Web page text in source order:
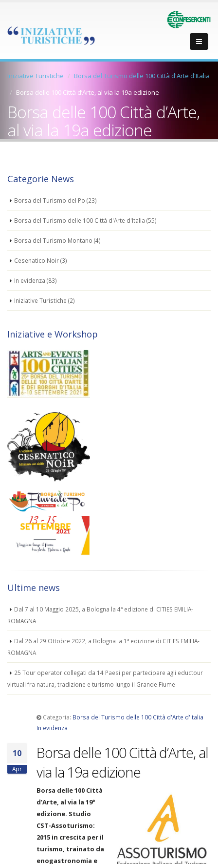
Iniziative Turistiche
Borsa del Turismo delle 100 Città d'Arte d'Italia
Borsa delle 100 Città d’Arte, al via la 19a edizione
Borsa delle 100 Città d’Arte,
al via la 19a edizione
Categorie News
Borsa del Turismo del Po (23)
Borsa del Turismo delle 100 Città d'Arte d'Italia (55)
Borsa del Turismo Montano (4)
Cesenatico Noir(3)
In evidenza (83)
Iniziative Turistiche (2)
Iniziative e Workshop
Ultime news
Dal 7 al 10 Maggio 2025, a Bologna la 4ª edizione di CITIES EMILIA-
ROMAGNA
Dal 26 al 29 Ottobre 2022, a Bologna la 1ª edizione di CITIES EMILIA-
ROMAGNA
25 Tour operator collegati da 14 Paesi per partecipare agli eductour
virtuali fra natura, tradizione e turismo lungo il Grande Fiume
Categoria: Borsa del Turismo delle 100 Città d'Arte d'Italia
In evidenza
10
Apr
Borsa delle 100 Città d’Arte, al
via la 19a edizione
Borsa delle 100 Città
d’Arte, al via la 19°
edizione. Studio
CST-Assoturismo:
2015 in crescita per il
turismo, trainato da
enogastronomia e